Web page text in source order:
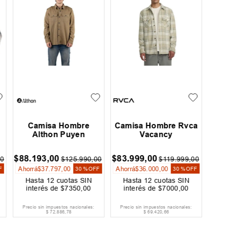
Camisa Hombre Oneill
Prospect
$73.599,00
Hasta 12 cuotas SIN
interés de$6134 00
Precio sin impuestos nacionales:
$ 60.825,62
Camisa Hombre Dc
Marshal
$69.999,00$99.999,00
Ahorrá$30. 000,00 30 %OFF
Hasta 12 cuotas SIN
interés de$5834 ,00
Precio sin impuestos nacionales:
$ 57.850,41